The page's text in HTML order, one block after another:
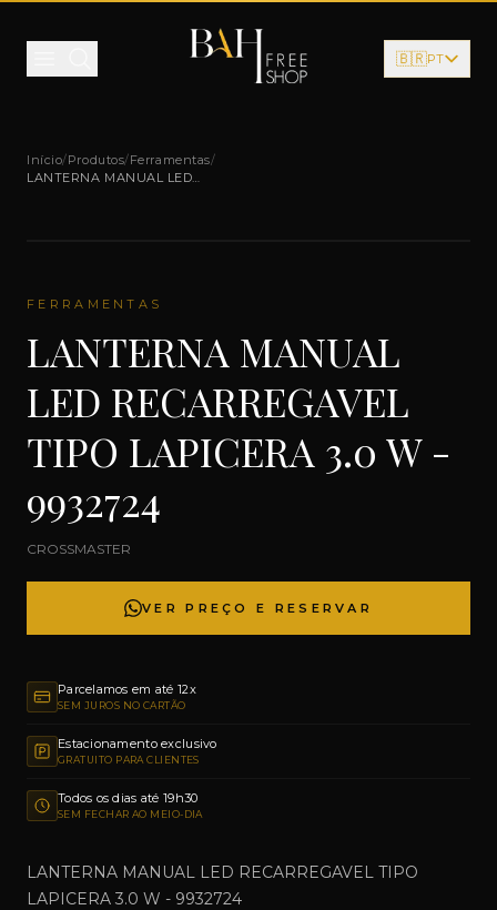
🇧🇷PT
Início/Produtos/Ferramentas/
LANTERNA MANUAL LED
FERRAMENTAS
LANTERNA MANUAL
LED RECARREGAVEL
TIPO LAPICERA 3.0 W -
9932724
CROSSMASTER
VER PREÇO E RESERVAR
Parcelamos em até 12x
SEM JUROS NO CARTÃO
Estacionamento exclusivo
GRATUITO PARA CLIENTES
Todos os dias até 19h30
SEM FECHAR AO MEIO-DIA
LANTERNA MANUAL LED RECARREGAVEL TIPO
LAPICERA 3.0 W - 9932724